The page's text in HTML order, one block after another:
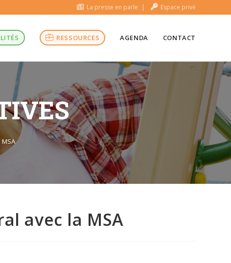
La presse en parle Espace privé
RESSOURCES AGENDA CONTACT
avec la MSA